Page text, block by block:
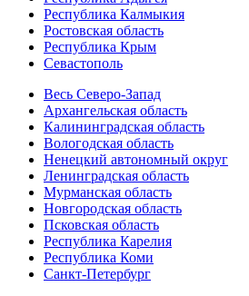
Республика Калмыкия
Ростовская область
Республика Крым
Севастополь
Весь Северо-Запад
Архангельская область
Калининградская область
Вологодская область
Ненецкий автономный округ
Ленинградская область
Мурманская область
Новгородская область
Псковская область
Республика Карелия
Республика Коми
Санкт-Петербург